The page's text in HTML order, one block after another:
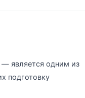
является одним из
подготовку